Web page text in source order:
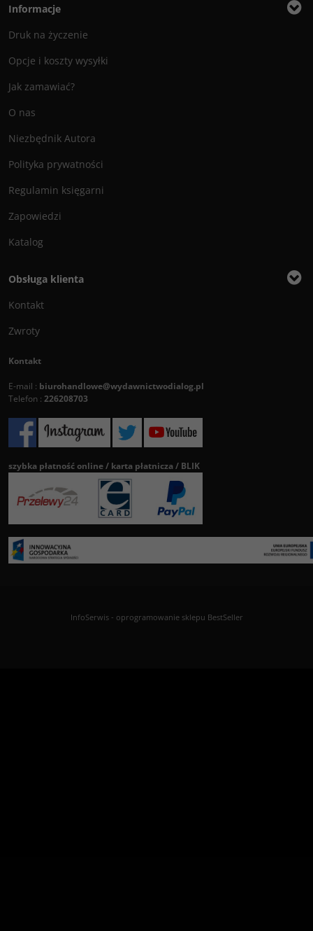
Informacje
Druk na życzenie
Opcje i koszty wysyłki
Jak zamawiać?
O nas
Niezbędnik Autora
Polityka prywatności
Regulamin księgarni
Zapowiedzi
Katalog
Obsługa klienta
Kontakt
Zwroty
Kontakt
E-mail : biurohandlowe@wydawnictwodialog.pl
Telefon : 226208703
szybka płatność online / karta płatnicza / BLIK
InfoSerwis- oprogramowanie sklepu BestSeller